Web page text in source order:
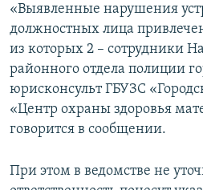
«Выявленные нарушения
должностных лица
из которых 2 – сотрудники
районного отдела полиции
юрисконсульт ГБУЗС
«Центр охраны здоровья
говорится в сообщении.
При этом в ведомстве не